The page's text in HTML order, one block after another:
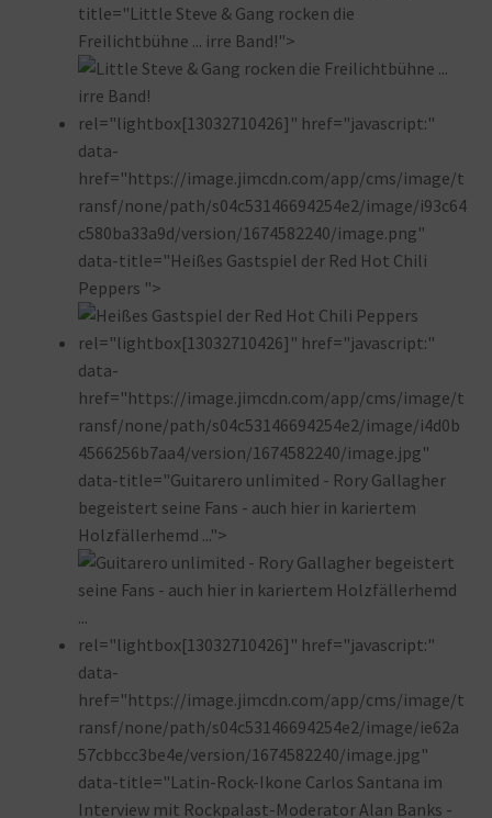
title="Little Steve & Gang rocken die
Freilichtbühne ... irre Band!">
rel="lightbox[13032710426]" href="javascript:"
data-
href="https://image.jimcdn.com/app/cms/image/t
ransf/none/path/s04c53146694254e2/image/i93c64
c580ba33a9d/version/1674582240/image.png"
data-title="Heißes Gastspiel der Red Hot Chili
Peppers ">
rel="lightbox[13032710426]" href="javascript:"
data-
href="https://image.jimcdn.com/app/cms/image/t
ransf/none/path/s04c53146694254e2/image/i4d0b
4566256b7aa4/version/1674582240/image.jpg"
data-title="Guitarero unlimited - Rory Gallagher
begeistert seine Fans - auch hier in kariertem
Holzfällerhemd ...">
rel="lightbox[13032710426]" href="javascript:"
data-
href="https://image.jimcdn.com/app/cms/image/t
ransf/none/path/s04c53146694254e2/image/ie62a
57cbbcc3be4e/version/1674582240/image.jpg"
data-title="Latin-Rock-Ikone Carlos Santana im
Interview mit Rockpalast-Moderator Alan Banks -